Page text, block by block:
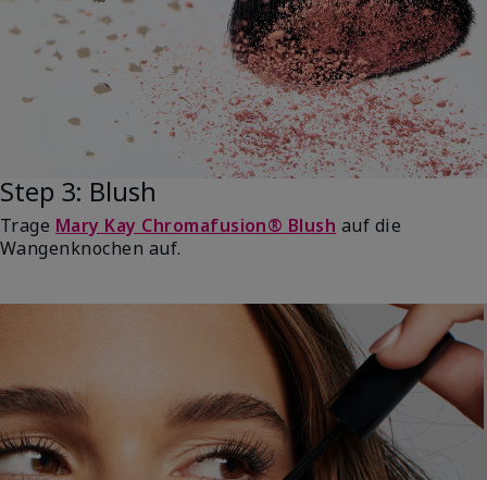
Step 3: Blush
Trage Mary Kay Chromafusion® Blush auf die
Wangenknochen auf.